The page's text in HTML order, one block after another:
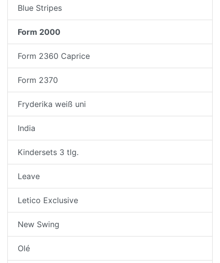
Blue Stripes
Form 2000
Form 2360 Caprice
Form 2370
Fryderika weiß uni
India
Kindersets 3 tlg.
Leave
Letico Exclusive
New Swing
Olé